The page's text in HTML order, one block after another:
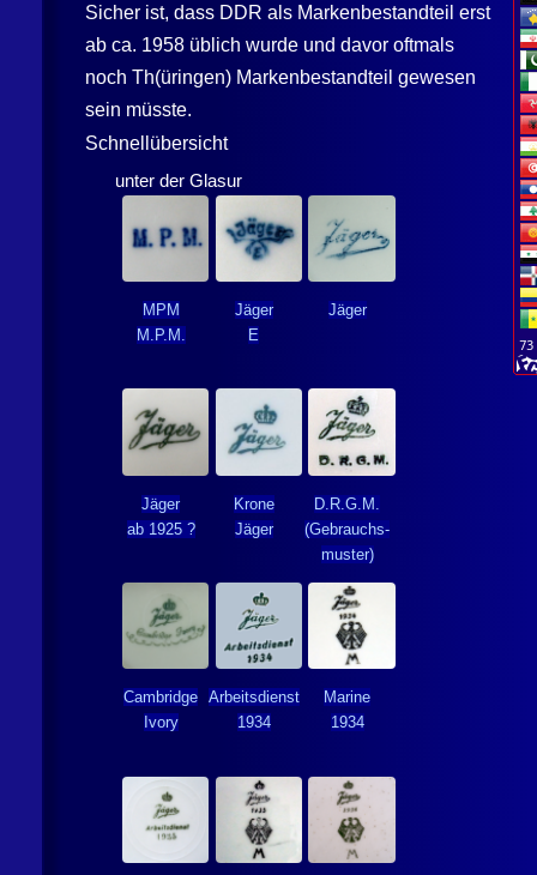
Sicher ist, dass DDR als Markenbestandteil erst
ab ca. 1958 üblich wurde und davor oftmals
noch Th(üringen) Markenbestandteil gewesen
sein müsste.
Schnellübersicht
unter der Glasur
MPM
M.P.M.
Jäger
E
Jäger
Jäger
ab 1925 ?
Krone
Jäger
D.R.G.M.
(Gebrauchs-
muster)
Cambridge
Ivory
Arbeitsdienst
1934
Marine
1934